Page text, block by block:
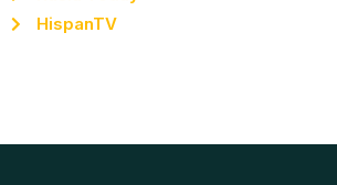
HispanTV